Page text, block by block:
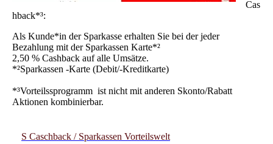
Cas
hback*³:
Als Kunde*in der Sparkasse erhalten Sie bei der jeder
Bezahlung mit der Sparkassen Karte*²
2,50 % Cashback auf alle Umsätze.
*²Sparkassen -Karte (Debit/-Kreditkarte)
*³Vorteilssprogramm ist nicht mit anderen Skonto/Rabatt
Aktionen kombinierbar.
S Caschback / Sparkassen Vorteilswelt